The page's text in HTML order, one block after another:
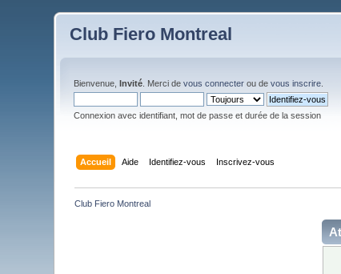
Club Fiero Montreal
Bienvenue,Invité . Merci devous connecter ou devous inscrire
Connexion avec identifiant, mot de passe et durée de la session
Accueil Aide Identifiez-vous Inscrivez-vous
Club Fiero Montreal